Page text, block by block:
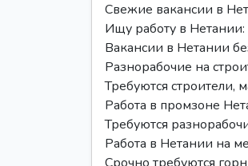
Свежие вакансии в
Ищу работу в Нетании:
Вакансии в Нетании
Разнорабочие на
Требуются строители,
Работа в промзоне
Требуются
Работа в Нетании на